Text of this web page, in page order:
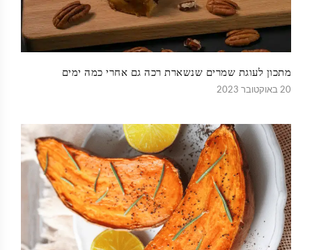
מתכון לעוגת שמרים שנשארת רכה גם אחרי כמה ימים
20 באוקטובר 2023